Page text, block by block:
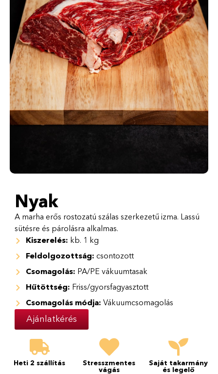
Nyak
A marha erős rostozatú szálas szerkezetű izma. Lassú
sütésre és párolásra alkalmas.
Kiszerelés: kb. 1 kg
Feldolgozottság: csontozott
Csomagolás: PA/PE vákuumtasak
Hűtöttség: Friss/gyorsfagyasztott
Csomagolás módja: Vákuumcsomagolás
Ajánlatkérés
Heti 2 szállítás
Stresszmentes
vágás
Saját takarmány
és legelő